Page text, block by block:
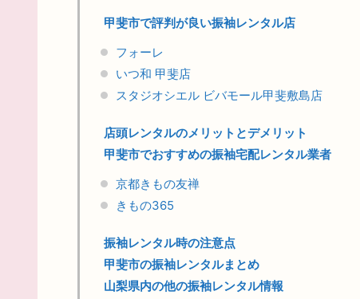
甲斐市で評判が良い振袖レンタル店
フォーレ
いつ和 甲斐店
スタジオシエル ビバモール甲斐敷島店
店頭レンタルのメリットとデメリット
甲斐市でおすすめの振袖宅配レンタル業者
京都きもの友禅
きもの365
振袖レンタル時の注意点
甲斐市の振袖レンタルまとめ
山梨県内の他の振袖レンタル情報